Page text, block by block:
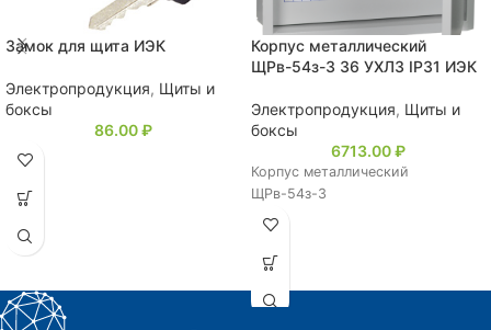
Замок для щита ИЭК
Электропродукция, Щиты и
боксы
86.00₽
Корпус металлический
ЩРв-54з-3 36 УХЛ3 IP31 ИЭК
Электропродукция, Щиты и
боксы
6713.00₽
Корпус металлический
ЩРв-54з-3